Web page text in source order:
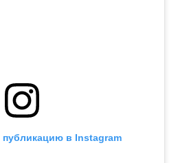
публикацию в Instagram